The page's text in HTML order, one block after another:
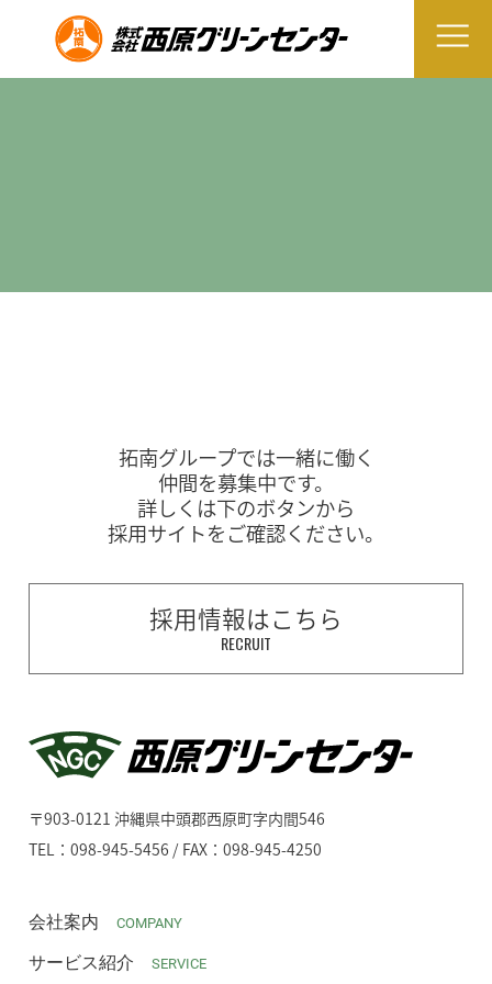
拓南グループでは一緒に働く
仲間を募集中です。
詳しくは下のボタンから
採用サイトをご確認ください。
採用情報はこちら
RECRUIT
〒903-0121 沖縄県中頭郡西原町字内間546
TEL：098-945-5456 / FAX：098-945-4250
会社案内 COMPANY
サービス紹介 SERVICE